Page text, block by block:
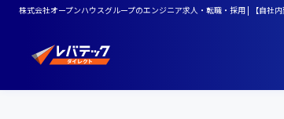
株式会社オープンハウスグループのエンジニア求人・転職・採用 | 【自社